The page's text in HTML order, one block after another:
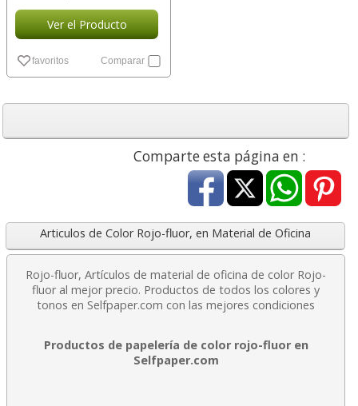
Ver el Producto
favoritos Comparar
Comparte esta página en :
Articulos de Color Rojo-fluor, en Material de Oficina
Rojo-fluor, Artículos de material de oficina de color Rojo-
fluor al mejor precio. Productos de todos los colores y
tonos en Selfpaper.com con las mejores condiciones
Productos de papelería de color rojo-fluor en
Selfpaper.com